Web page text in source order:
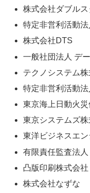
株式会社ダブル
特定非営利活動
株式会社DTS
一般社団法人 デ
テクノシステム
特定非営利活動
東京海上日動火
東京システムズ株
東洋ビジネスエ
有限責任監査法
凸版印刷株式会社
株式会社なずな